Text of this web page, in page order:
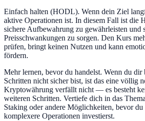
Einfach halten (HODL). Wenn dein Ziel
aktive Operationen ist. In diesem Fall ist die
sichere Aufbewahrung zu gewährleisten und
Preisschwankungen zu sorgen. Den Kurs
prüfen, bringt keinen Nutzen und kann
fördern.
Mehr lernen, bevor du handelst. Wenn du dir
Schritten nicht sicher bist, ist das eine völlig
Kryptowährung verfällt nicht — es besteht
weiteren Schritten. Vertiefe dich in das
Staking oder andere Möglichkeiten, bevor
komplexere Operationen investierst.